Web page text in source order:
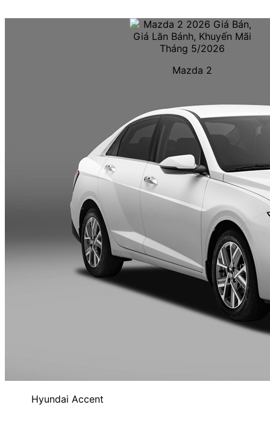
Hyundai Accent
Mazda 2